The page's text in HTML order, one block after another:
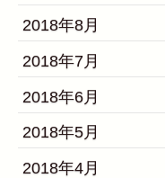
2018年8月
2018年7月
2018年6月
2018年5月
2018年4月